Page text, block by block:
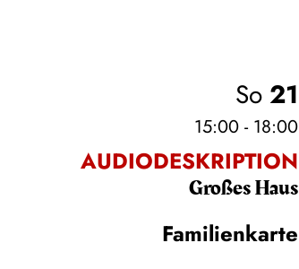
So21
15:00 - 18:00
AUDIODESKRIPTION
Großes Haus
Familienkarte